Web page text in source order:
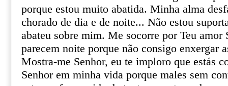
porque estou muito abatida. Minha alma
chorado de dia e de noite... Não estou
abateu sobre mim. Me socorre por Teu amor
parecem noite porque não consigo enxergar
Mostra-me Senhor, eu te imploro que estás
Senhor em minha vida porque males sem